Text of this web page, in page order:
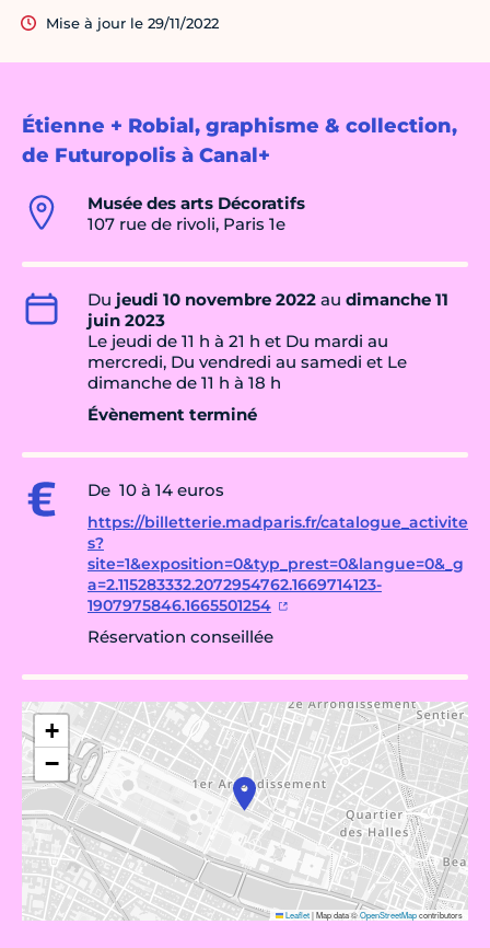
Étienne + Robial, graphisme & collection,
de Futuropolis à Canal+
Musée des arts Décoratifs
107 rue de rivoli, Paris 1e
Du jeudi 10 novembre 2022 au dimanche 11
juin 2023
Le jeudi de 11 h à 21 h et Du mardi au
mercredi, Du vendredi au samedi et Le
dimanche de 11 h à 18 h
Évènement terminé
De 10 à 14 euros
https://billetterie.madparis.fr/catalogue_activite
s?
site=1&exposition=0&typ_prest=0&langue=0&_g
a=2.115283332.2072954762.1669714123-
1907975846.1665501254
Réservation conseillée
+
−
Leaflet|Map data ©OpenStreetMapcontributors
Mise à jour le 29/11/2022